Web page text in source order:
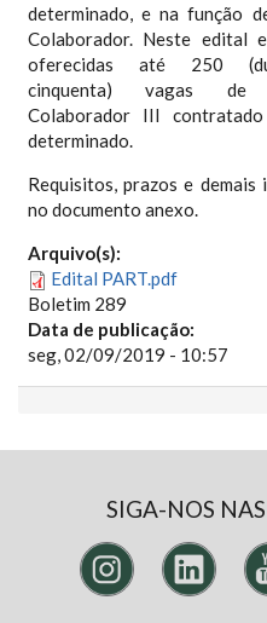
determinado, e na função
Colaborador. Neste edital
oferecidas até 250
cinquenta) vagas de
Colaborador III
determinado.
Requisitos, prazos e demais
no documento anexo.
Arquivo(s):
Edital PART.pdf
Boletim 289
Data de publicação:
seg, 02/09/2019 - 10:57
SIGA-NOS